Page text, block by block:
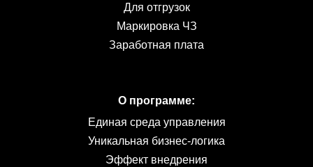
Для отгрузок
Маркировка ЧЗ
Заработная плата
О программе:
Единая среда управления
Уникальная бизнес-логика
Эффект внедрения